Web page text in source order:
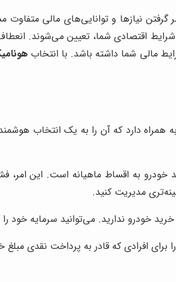
گرفتن نیازها و توانایی‌های مالی
اقتصادی شما، تعیین می‌شوند.
مالی شما داشته باشد. با انتخاب
همراه دارد که آن را به یک انتخاب
به اقساط ماهیانه است. این امر،
مدیریت کنید.
خودرو ندارید. می‌توانید سرمایه خود
افرادی که قادر به پرداخت نقدی مبلغ